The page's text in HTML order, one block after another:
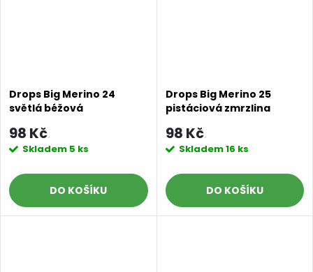
Drops Big Merino 24
světlá béžová
98 Kč
Skladem 5 ks
DO KOŠÍKU
Drops Big Merino 25
pistáciová zmrzlina
98 Kč
Skladem16 ks
DO KOŠÍKU